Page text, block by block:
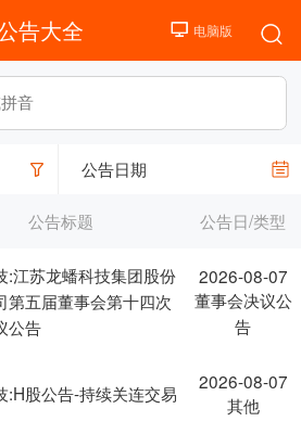
告大全
公告日期
公告标题 公告日/类型
:江苏龙蟠科技集团股份
第五届董事会第十四次
公告
2026-08-07
董事会决议公
告
:H股公告-持续关连交易
2026-08-07
其他